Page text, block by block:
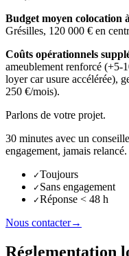
Budget moyen colocation à
Grésilles, 120 000 € en
Coûts opérationnels
ameublement renforcé (+5-
loyer car usure accélérée),
250 €/mois).
Parlons de votre projet.
30 minutes avec un
engagement, jamais relancé.
✓Toujours
✓ Sans engagement
✓Réponse < 48 h
Nous contacter→
Réglementation